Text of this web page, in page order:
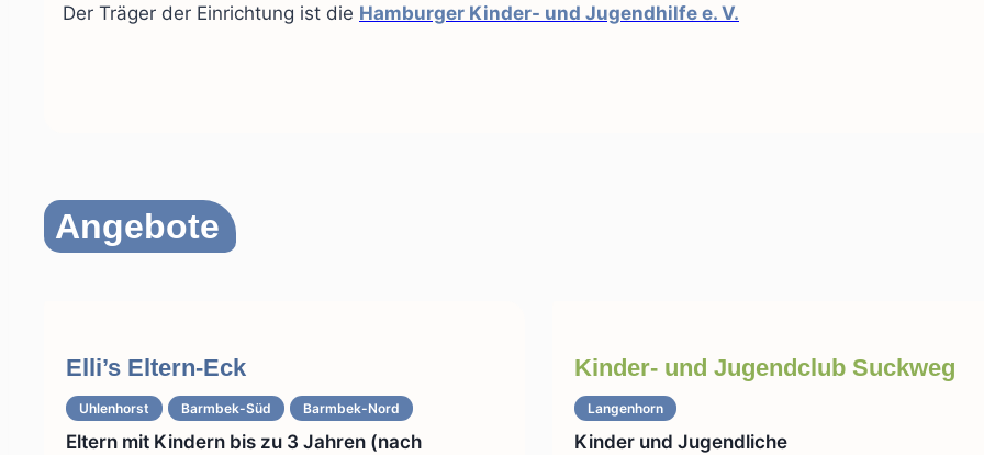
Der Träger der Einrichtung ist die Hamburger Kinder- und Jugendhilfe e. V.
Angebote
Elli’s Eltern-Eck
Uhlenhorst Barmbek-Süd Barmbek-Nord
Eltern mit Kindern bis zu 3 Jahren (nach
Kinder- und Jugendclub Suckweg
Langenhorn
Kinder und Jugendliche